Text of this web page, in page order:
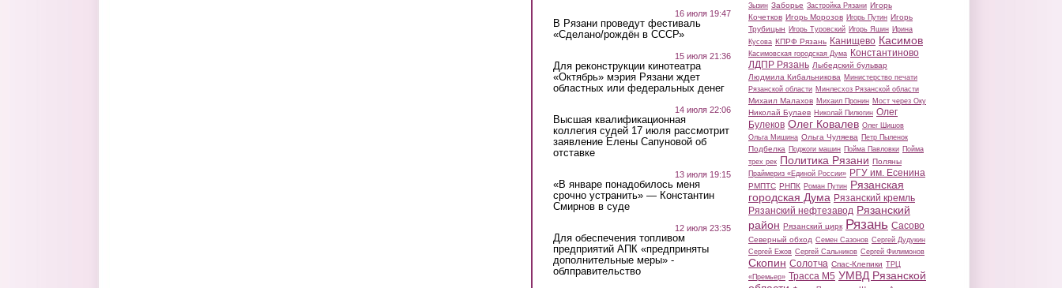
16 июля 19:47
В Рязани проведут фестиваль
«Сделано/рождён в СССР»
15 июля 21:36
Для реконструкции кинотеатра
«Октябрь» мэрия Рязани ждет
областных или федеральных денег
14 июля 22:06
Высшая квалификационная
коллегия судей 17 июля рассмотрит
заявление Елены Сапуновой об
отставке
13 июля 19:15
«В январе понадобилось меня
срочно устранить» — Константин
Смирнов в суде
12 июля 23:35
Для обеспечения топливом
предприятий АПК «предприняты
дополнительные меры» -
облправительство
Зызин Заборье Застройка Рязани Игорь
Кочетков Игорь Морозов Игорь Путин Игорь
Трубицын Игорь Туровский Игорь Яшин Ирина
Кусова КПРФ Рязань Канищево Касимов
Касимовская городская Дума Константиново
ЛДПР Рязань Лыбедский бульвар
Людмила Кибальникова Министерство печати
Рязанской области Минлесхоз Рязанской области
Михаил Малахов Михаил Пронин Мост через Оку
Николай Булаев Николай Пилюгин Олег
Булеков Олег Ковалев Олег Шишов
Ольга Мишина Ольга Чуляева Петр Пыленок
Подбелка Поджоги машин Пойма Павловки Пойма
трех рек Политика Рязани Поляны
Праймериз «Единой России» РГУ им. Есенина
РМПТС РНПК Роман Путин Рязанская
городская Дума Рязанский кремль
Рязанский нефтезавод Рязанский
район Рязанский цирк Рязань Сасово
Северный обход Семен Сазонов Сергей Дудукин
Сергей Ежов Сергей Сальников Сергей Филимонов
Скопин Солотча Спас-Клепики ТРЦ
«Премьер» Трасса М5 УМВД Рязанской